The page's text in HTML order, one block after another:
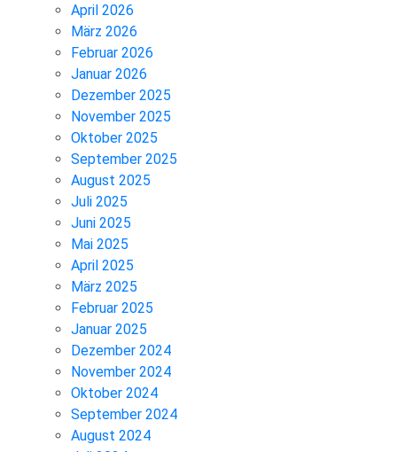
April 2026
März 2026
Februar 2026
Januar 2026
Dezember 2025
November 2025
Oktober 2025
September 2025
August 2025
Juli 2025
Juni 2025
Mai 2025
April 2025
März 2025
Februar 2025
Januar 2025
Dezember 2024
November 2024
Oktober 2024
September 2024
August 2024